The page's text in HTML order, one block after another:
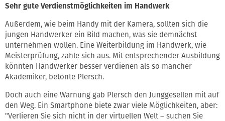
Sehr gute Verdienstmöglichkeiten im Handwerk
Außerdem, wie beim Handy mit der Kamera, sollten sich die
jungen Handwerker ein Bild machen, was sie demnächst
unternehmen wollen. Eine Weiterbildung im Handwerk, wie
Meisterprüfung, zahle sich aus. Mit entsprechender Ausbildung
könnten Handwerker besser verdienen als so mancher
Akademiker, betonte Plersch.
Doch auch eine Warnung gab Plersch den Junggesellen mit auf
den Weg. Ein Smartphone biete zwar viele Möglichkeiten, aber:
"Verlieren Sie sich nicht in der virtuellen Welt – suchen Sie